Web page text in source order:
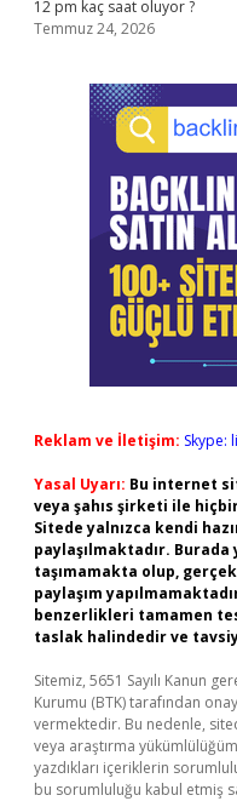
12 pm kaç saat oluyor ?
Temmuz 24, 2026
Reklam ve İletişim: Skype:
Yasal Uyarı: Bu internet
veya şahıs şirketi ile
Sitede yalnızca kendi
paylaşılmaktadır.
taşımamakta olup,
paylaşım
benzerlikleri tamamen
taslak halindedir ve
Sitemiz, 5651 Sayılı Kanun
Kurumu (BTK) tarafından
vermektedir. Bu nedenle,
veya araştırma
yazdıkları içeriklerin
bu sorumluluğu kabul etmiş